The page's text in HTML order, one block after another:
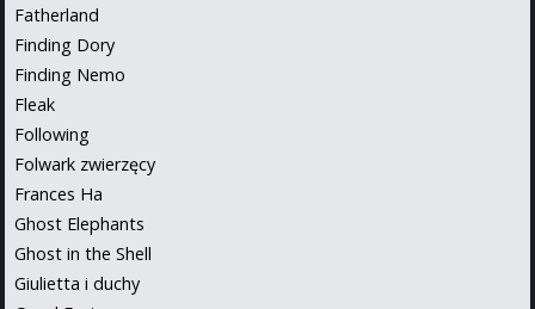
Fatherland
Finding Dory
Finding Nemo
Fleak
Following
Folwark zwierzęcy
Frances Ha
Ghost Elephants
Ghost in the Shell
Giulietta i duchy